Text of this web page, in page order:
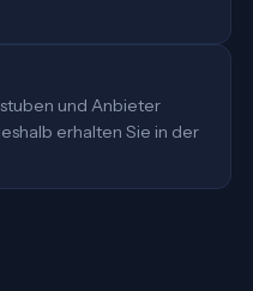
und Anbieter
erhalten Sie in der